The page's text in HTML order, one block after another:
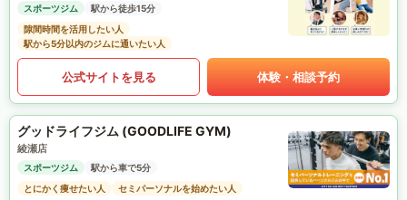
スポーツジム
駅から徒歩15分
隙間時間を活用したい人
駅から5分以内のジムに通いたい人
公式サイトを見る 体験・相談予約
グッドライフジム (GOODLIFE GYM)
綾瀬店
スポーツジム
駅から車で5分
とにかく痩せたい人
セミパーソナルを始めたい人